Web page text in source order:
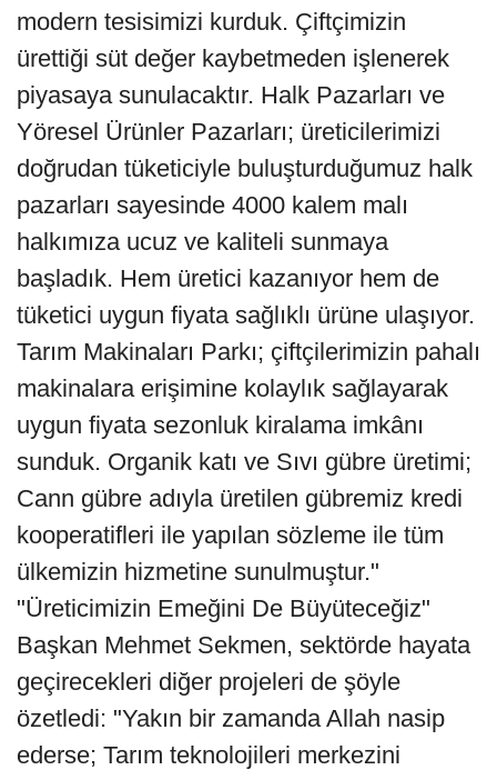
modern tesisimizi kurduk. Çiftçimizin
ürettiği süt değer kaybetmeden işlenerek
piyasaya sunulacaktır. Halk Pazarları ve
Yöresel Ürünler Pazarları; üreticilerimizi
doğrudan tüketiciyle buluşturduğumuz halk
pazarları sayesinde 4000 kalem malı
halkımıza ucuz ve kaliteli sunmaya
başladık. Hem üretici kazanıyor hem de
tüketici uygun fiyata sağlıklı ürüne ulaşıyor.
Tarım Makinaları Parkı; çiftçilerimizin pahalı
makinalara erişimine kolaylık sağlayarak
uygun fiyata sezonluk kiralama imkânı
sunduk. Organik katı ve Sıvı gübre üretimi;
Cann gübre adıyla üretilen gübremiz kredi
kooperatifleri ile yapılan sözleme ile tüm
ülkemizin hizmetine sunulmuştur."
"Üreticimizin Emeğini De Büyüteceğiz"
Başkan Mehmet Sekmen, sektörde hayata
geçirecekleri diğer projeleri de şöyle
özetledi: "Yakın bir zamanda Allah nasip
ederse; Tarım teknolojileri merkezini